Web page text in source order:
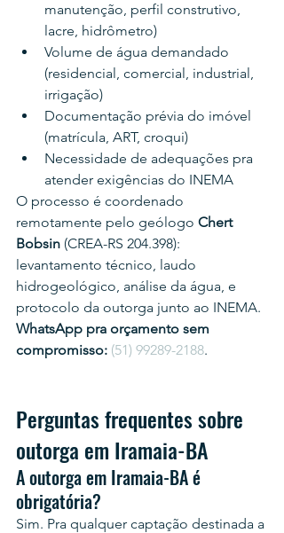
manutenção, perfil construtivo,
lacre, hidrômetro)
Volume de água demandado
(residencial, comercial, industrial,
irrigação)
Documentação prévia do imóvel
(matrícula, ART, croqui)
Necessidade de adequações pra
atender exigências do INEMA
O processo é coordenado
remotamente pelo geólogo Chert
Bobsin (CREA-RS 204.398):
levantamento técnico, laudo
hidrogeológico, análise da água, e
protocolo da outorga junto ao INEMA.
WhatsApp pra orçamento sem
compromisso: (51) 99289-2188.
Perguntas frequentes sobre
outorga em Iramaia-BA
A outorga em Iramaia-BA é
obrigatória?
Sim. Pra qualquer captação destinada a